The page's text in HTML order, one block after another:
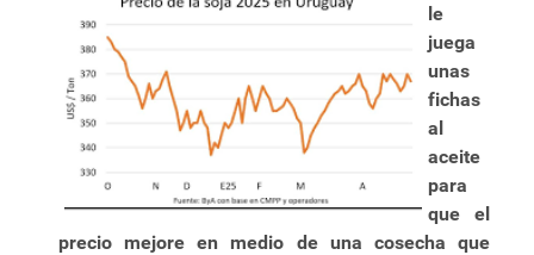
le
juega
unas
fichas
al
aceite
para
que el
precio mejore en medio de una cosecha que